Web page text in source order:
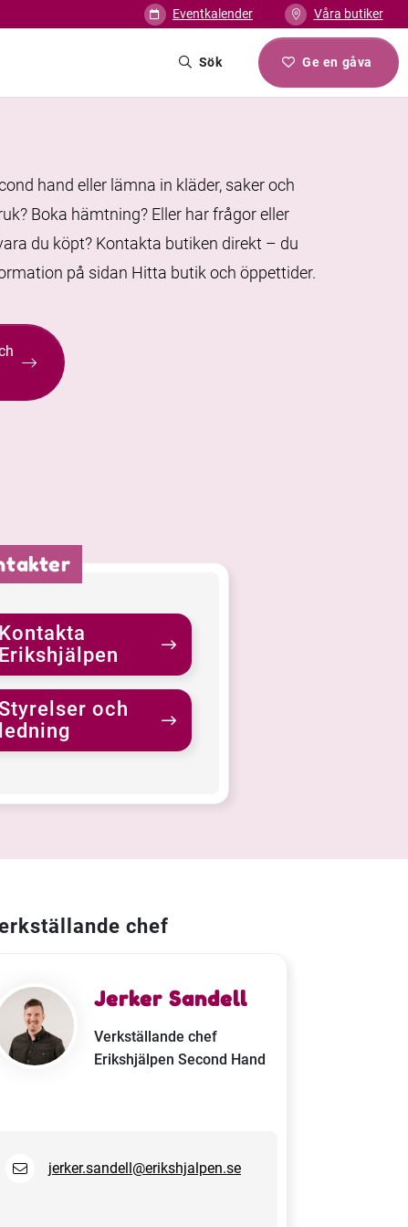
Eventkalender Våra butiker
Sök Ge en gåva
hand eller lämna in kläder, saker och
Boka hämtning? Eller har frågor eller
du köpt? Kontakta butiken direkt – du
på sidan Hitta butik och öppettider.
Kontakta
Erikshjälpen
och
ledning
chef
Jerker Sandell
Verkställande chef
Erikshjälpen Second Hand
jerker.sandell@erikshjalpen.se